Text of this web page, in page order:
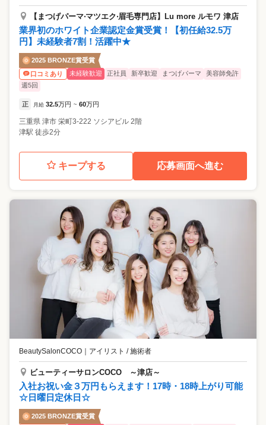
【まつげパーマ‧マツエク‧眉⽑専⾨店】Lu more ルモワ 津店
業界初のホワイト企業認定金賞受賞！【初任給32.5万
円】未経験者7割！活躍中★
2025 BRONZE賞受賞
口コミあり
未経験歓迎 正社員 新卒歓迎 まつげパーマ
美容師免許
週5回
正 月給 32.5万円 ~ 60万円
三重県 津市 栄町3-222 ソシアビル 2階
津駅 徒歩2分
キープする 応募画面へ進む
BeautySalonCOCO ｜ アイリスト / 施術者
ビューティーサロンCOCO ～津店～
入社お祝い金３万円もらえます！17時・18時上がり可能
☆日曜日定休日☆
2025 BRONZE賞受賞